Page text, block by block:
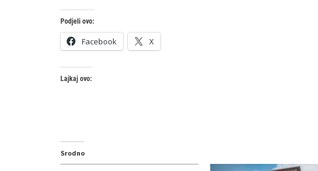
Podjeli ovo:
Facebook X
Lajkaj ovo:
Srodno